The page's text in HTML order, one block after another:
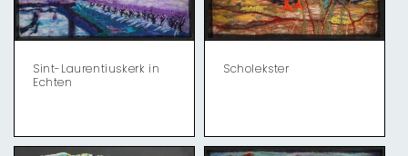
Sint-Laurentiuskerk in
Echten
Scholekster